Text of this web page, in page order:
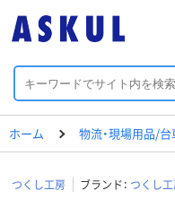
ホーム 物流・現場用品/台
つくし工房 ブランド： つくし